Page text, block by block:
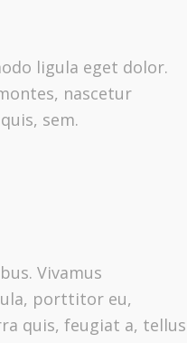
ligula eget dolor.
nascetur
sem.
Vivamus
porttitor eu,
quis, feugiat a,